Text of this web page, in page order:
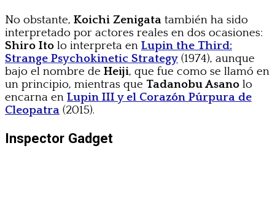
No obstante, Koichi Zenigata también ha sido
interpretado por actores reales en dos ocasiones:
Shiro Ito lo interpreta en Lupin the Third:
Strange Psychokinetic Strategy (1974), aunque
bajo el nombre de Heiji, que fue como se llamó en
un principio, mientras que Tadanobu Asano lo
encarna en Lupin III y el Corazón Púrpura de
Cleopatra (2015).
Inspector Gadget